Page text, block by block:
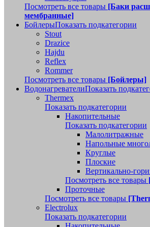
Посмотреть все товары [Баки
мембранные]
БойлерыПоказать подкатегории
Stout
Drazice
Hajdu
Reflex
Rommer
Посмотреть все товары [Бойлеры]
ВодонагревателиПоказать
Thermex
Показать подкатегории
Накопительные
Показать подкатегории
Малолитражные
Напольные
Круглые
Плоские
Вертикально-
Посмотреть все товары
Проточные
Посмотреть все товары
Electrolux
Показать подкатегории